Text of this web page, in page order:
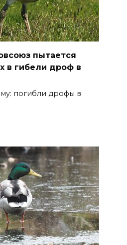
пытается
в гибели дроф в
погибли дрофы в